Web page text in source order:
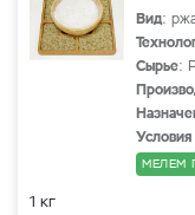
Вид:
Сырье:
МЕЛЕМ
1 кг